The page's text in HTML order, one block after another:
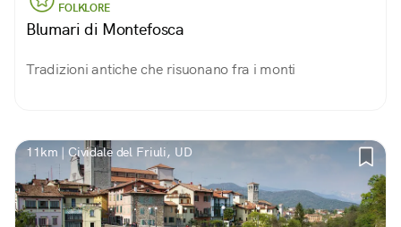
FOLKLORE
Blumari di Montefosca
Tradizioni antiche che risuonano fra i monti
11km | Cividale del Friuli, UD